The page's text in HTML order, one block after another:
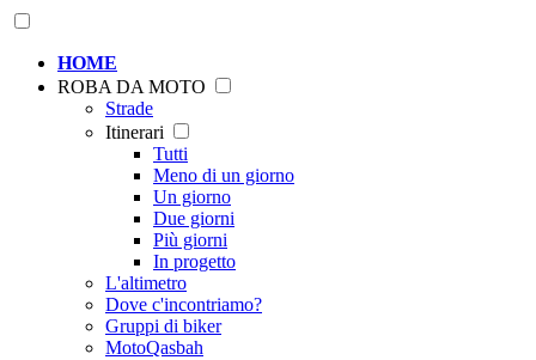
HOME
ROBA DA MOTO
Strade
Itinerari
Tutti
Meno di un giorno
Un giorno
Due giorni
Più giorni
In progetto
L'altimetro
Dove c'incontriamo?
Gruppi di biker
MotoQasbah